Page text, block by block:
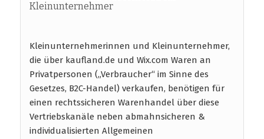
Kleinunternehmer
Kleinunternehmerinnen und Kleinunternehmer,
die über kaufland.de und Wix.com Waren an
Privatpersonen („Verbraucher“ im Sinne des
Gesetzes, B2C-Handel) verkaufen, benötigen für
einen rechtssicheren Warenhandel über diese
Vertriebskanäle neben abmahnsicheren &
individualisierten Allgemeinen